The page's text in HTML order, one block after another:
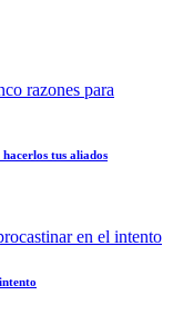
tus aliados